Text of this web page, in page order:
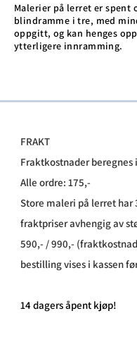
Malerier på lerret er spent
blindramme i tre, med
oppgitt, og kan henges
ytterligere innramming.
FRAKT
Fraktkostnader beregnes
Alle ordre: 175,-
Store maleri på lerret har
fraktpriser avhengig av
590,- / 990,-
bestilling vises i kassen
​14 dagers åpent kjøp!